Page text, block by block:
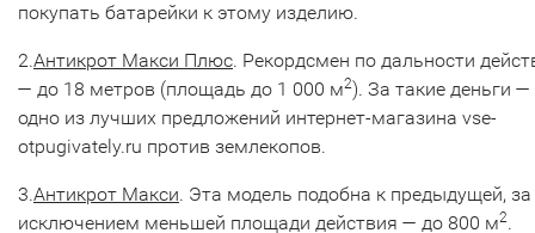
покупать батарейки к этому изделию.
2.Антикрот Макси Плюс. Рекордсмен по дальности
— до 18 метров (площадь до 1 000 м2). За такие деньги —
одно из лучших предложений интернет-магазина vse-
otpugivately.ru против землекопов.
3.Антикрот Макси. Эта модель подобна к предыдущей, за
исключением меньшей площади действия — до 800 м2.